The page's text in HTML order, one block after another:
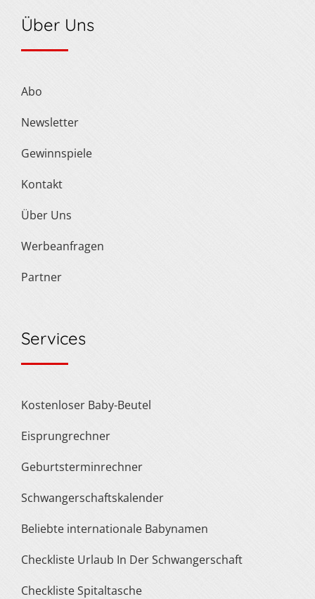
Über Uns
Abo
Newsletter
Gewinnspiele
Kontakt
Über Uns
Werbeanfragen
Partner
Services
Kostenloser Baby-Beutel
Eisprungrechner
Geburtsterminrechner
Schwangerschaftskalender
Beliebte internationale Babynamen
Checkliste Urlaub In Der Schwangerschaft
Checkliste Spitaltasche